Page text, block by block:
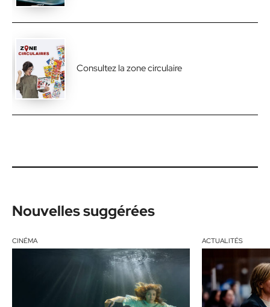
Consultez la zone circulaire
Nouvelles suggérées
CINÉMA ACTUALITÉS